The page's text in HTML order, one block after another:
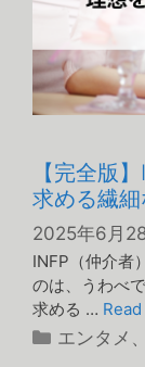
【完全版
求める繊
2025年6月
INFP（仲介者
のは、うわべ
求める …
カ
エンタメ